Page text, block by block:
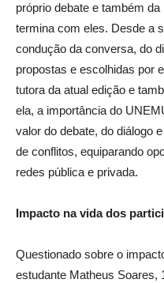
próprio debate e também
termina com eles. Desde a
condução da conversa, do
propostas e escolhidas por
tutora da atual edição e
ela, a importância do
valor do debate, do diálogo
de conflitos, equiparando
redes pública e privada.
Impacto na vida dos
Questionado sobre o
estudante Matheus Soares,